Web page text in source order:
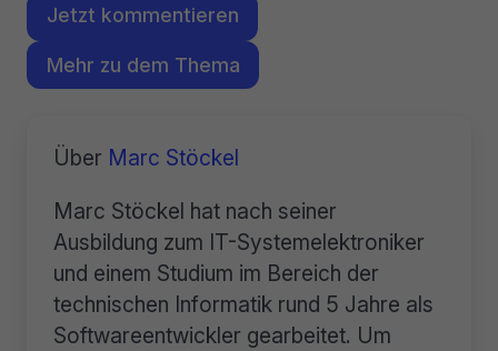
Jetzt kommentieren
Mehr zu dem Thema
Über Marc Stöckel
Marc Stöckel hat nach seiner
Ausbildung zum IT-Systemelektroniker
und einem Studium im Bereich der
technischen Informatik rund 5 Jahre als
Softwareentwickler gearbeitet. Um